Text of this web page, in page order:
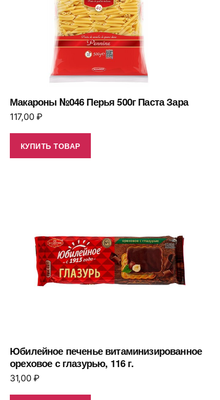
Макароны №046 Перья 500г Паста Зара
117,00₽
КУПИТЬ ТОВАР
Юбилейное печенье витаминизированное
ореховое с глазурью, 116 г.
31,00₽